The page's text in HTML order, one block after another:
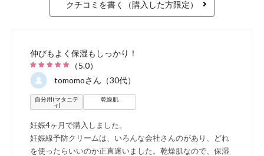
オイルタイプの製品によ
オイルと比較して、ナチ
クチコミを書く（購入した方限定）
伸びもよく保湿もしっかり！
（5.0）
tomomoさん（30代）
自分用(マタニテ
ィ)
乾燥肌
妊娠4ヶ月で購入しました。
妊娠線予防クリームは、いろんな会社さんのがあり、どれ
を使ったらいいのか正直迷いました。乾燥肌なので、保湿